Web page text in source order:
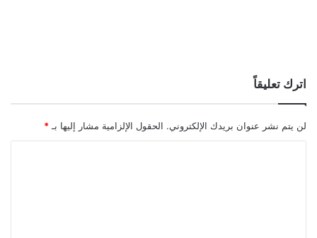
اترك تعليقاً
لن يتم نشر عنوان بريدك الإلكتروني. الحقول الإلزامية مشار إليها بـ *